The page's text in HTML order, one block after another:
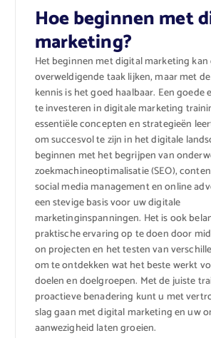
Hoe beginnen met
marketing?
Het beginnen met digital marketing kan
overweldigende taak lijken, maar met
kennis is het goed haalbaar. Een goede
te investeren in digitale marketing
essentiële concepten en strategieën
om succesvol te zijn in het digitale
beginnen met het begrijpen van
zoekmachineoptimalisatie (SEO),
social media management en online
een stevige basis voor uw digitale
marketinginspanningen. Het is ook
praktische ervaring op te doen door
on projecten en het testen van
om te ontdekken wat het beste werkt
doelen en doelgroepen. Met de juiste
proactieve benadering kunt u met
slag gaan met digital marketing en uw
aanwezigheid laten groeien.